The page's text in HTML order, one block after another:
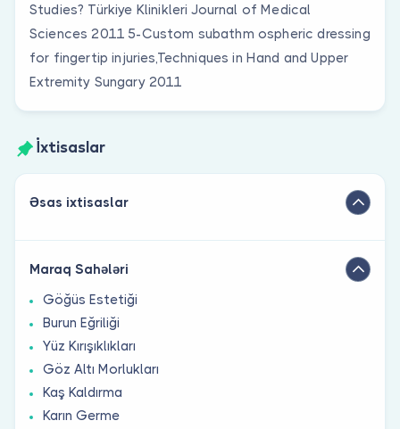
Studies? Türkiye Klinikleri Journal of Medical
Sciences 2011 5-Custom subathm ospheric dressing
for fingertip injuries,Techniques in Hand and Upper
Extremity Sungary 2011
İxtisaslar
Əsas ixtisaslar
Maraq Sahələri
Göğüs Estetiği
Burun Eğriliği
Yüz Kırışıklıkları
Göz Altı Morlukları
Kaş Kaldırma
Karın Germe